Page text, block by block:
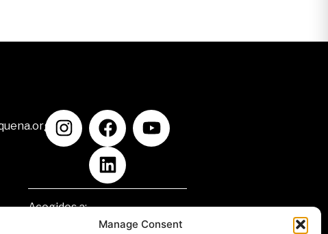
Manage Consent
Acogidos a: